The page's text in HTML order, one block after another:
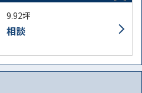
9.92坪
相談